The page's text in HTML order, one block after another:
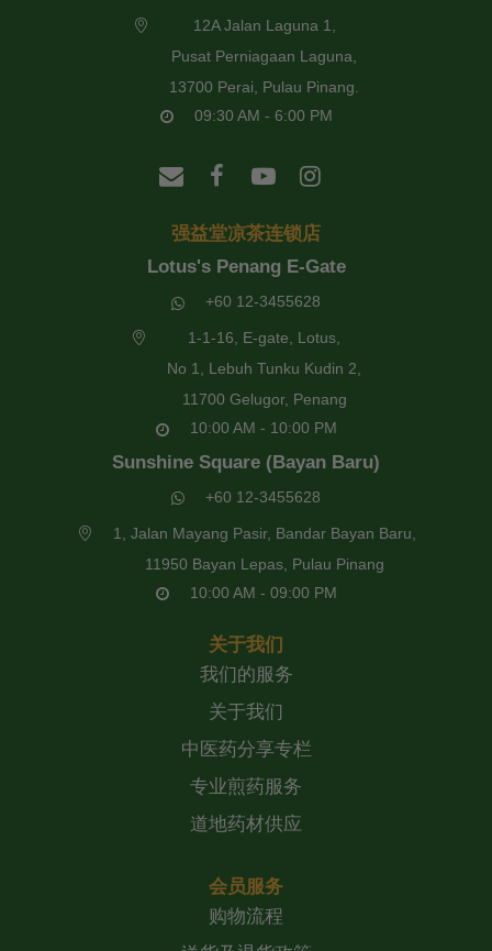
12A Jalan Laguna 1,
Pusat Perniagaan Laguna,
13700 Perai, Pulau Pinang.
09:30 AM - 6:00 PM
强益堂凉茶连锁店
Lotus's Penang E-Gate
+60 12-3455628
1-1-16, E-gate, Lotus,
No 1, Lebuh Tunku Kudin 2,
11700 Gelugor, Penang
10:00 AM - 10:00 PM
Sunshine Square (Bayan Baru)
+60 12-3455628
1, Jalan Mayang Pasir, Bandar Bayan Baru,
11950 Bayan Lepas, Pulau Pinang
10:00 AM - 09:00 PM
关于我们
我们的服务
关于我们
中医药分享专栏
专业煎药服务
道地药材供应
会员服务
购物流程